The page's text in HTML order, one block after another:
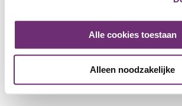
Alle cookies toestaan
Alleen noodzakelijke
Inloggen en toevoegen als Friend
De Knoekels maken kindertheater en
met voornamelijk
Na regelmatig spelen op scholen en